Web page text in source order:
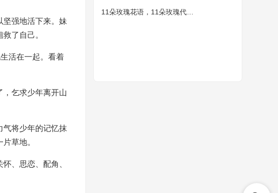
坚强地活下来。妹
了自己。
活在一起。看着
，乞求少年离开山
气将少年的记忆抹
草地。
、思恋、配角、